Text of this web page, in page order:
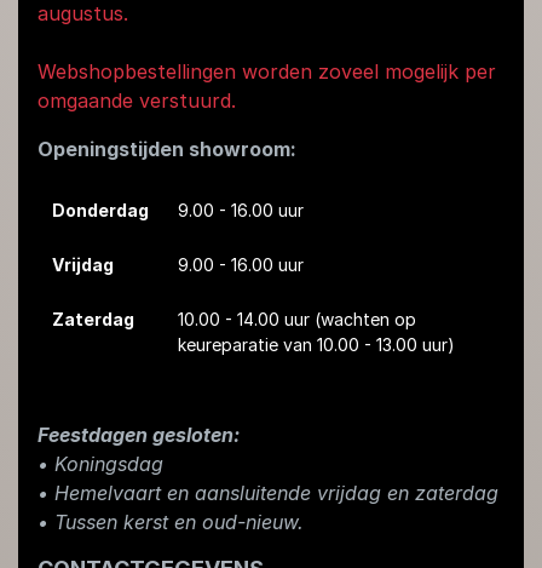
augustus.
Webshopbestellingen worden zoveel mogelijk per
omgaande verstuurd.
Openingstijden showroom:
Donderdag 9.00 - 16.00 uur
Vrijdag 9.00 - 16.00 uur
Zaterdag 10.00 - 14.00 uur (wachten op
keureparatie van 10.00 - 13.00 uur)
Feestdagen gesloten:
• Koningsdag
​• Hemelvaart en aansluitende vrijdag en zaterdag
• Tussen kerst en oud-nieuw.